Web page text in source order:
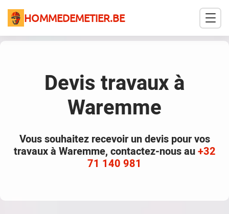
HOMMEDEMETIER.BE
Devis travaux à
Waremme
Vous souhaitez recevoir un devis pour vos
travaux à Waremme, contactez-nous au+32
71 140 981